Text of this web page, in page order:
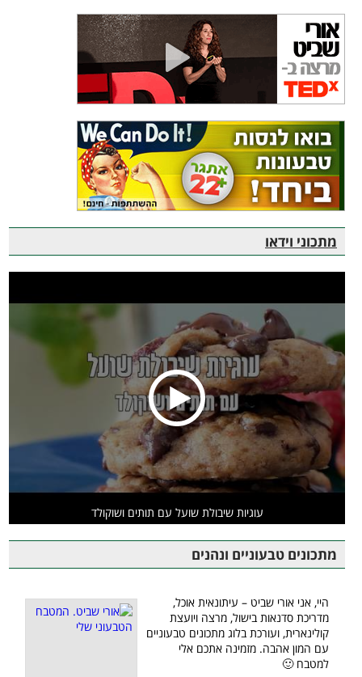
מתכוני וידאו
עוגיות שיבולת שועל עם תותים ושוקולד
מתכונים טבעוניים ונהנים
היי, אני אורי שביט – עיתונאית אוכל,
מדריכת סדנאות בישול, מרצה ויועצת
קולינארית, ועורכת בלוג מתכונים טבעוניים
עם המון אהבה. מזמינה אתכם אלי
למטבח 🙂